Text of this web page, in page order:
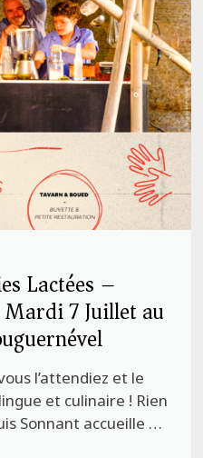
Lactées –
7 Juillet au
l’attendiez et le
et culinaire ! Rien
Sonnant accueille …